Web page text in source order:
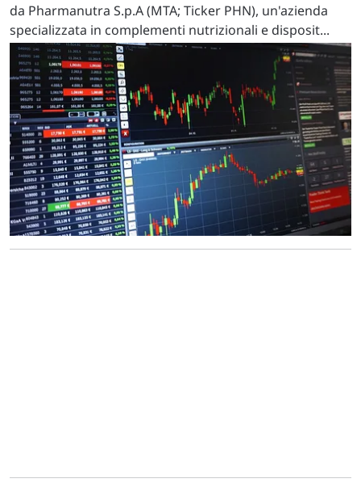
da Pharmanutra S.p.A (MTA; Ticker PHN), un'azienda
specializzata in complementi nutrizionali e disposit...